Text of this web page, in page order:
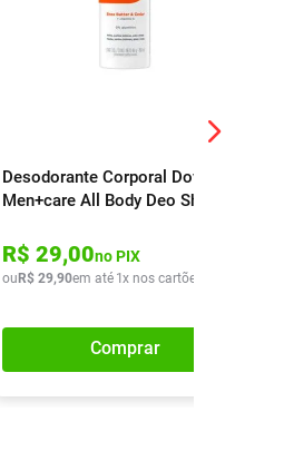
R$ 27,49
Desodorante Corporal Dove
Men+care All Body Deo Shea
R$ 29,00no PIX
ou R$ 29,90em até 1x nos cartões
Comprar